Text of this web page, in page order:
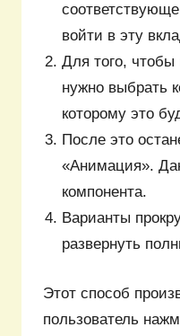
войти в эту
Для того,
нужно выбрать
которому это
После это
«Анимация».
компонента.
Варианты
развернуть
Этот способ
пользователь